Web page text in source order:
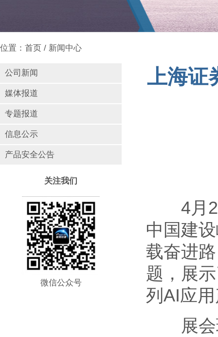
位置： 首页 / 新闻中心
公司新闻
媒体报道
专题报道
信息公示
产品安全公告
关注我们
微信公众号
上海证
4月29
中国建
载奋进
题，展
列AI应
展会